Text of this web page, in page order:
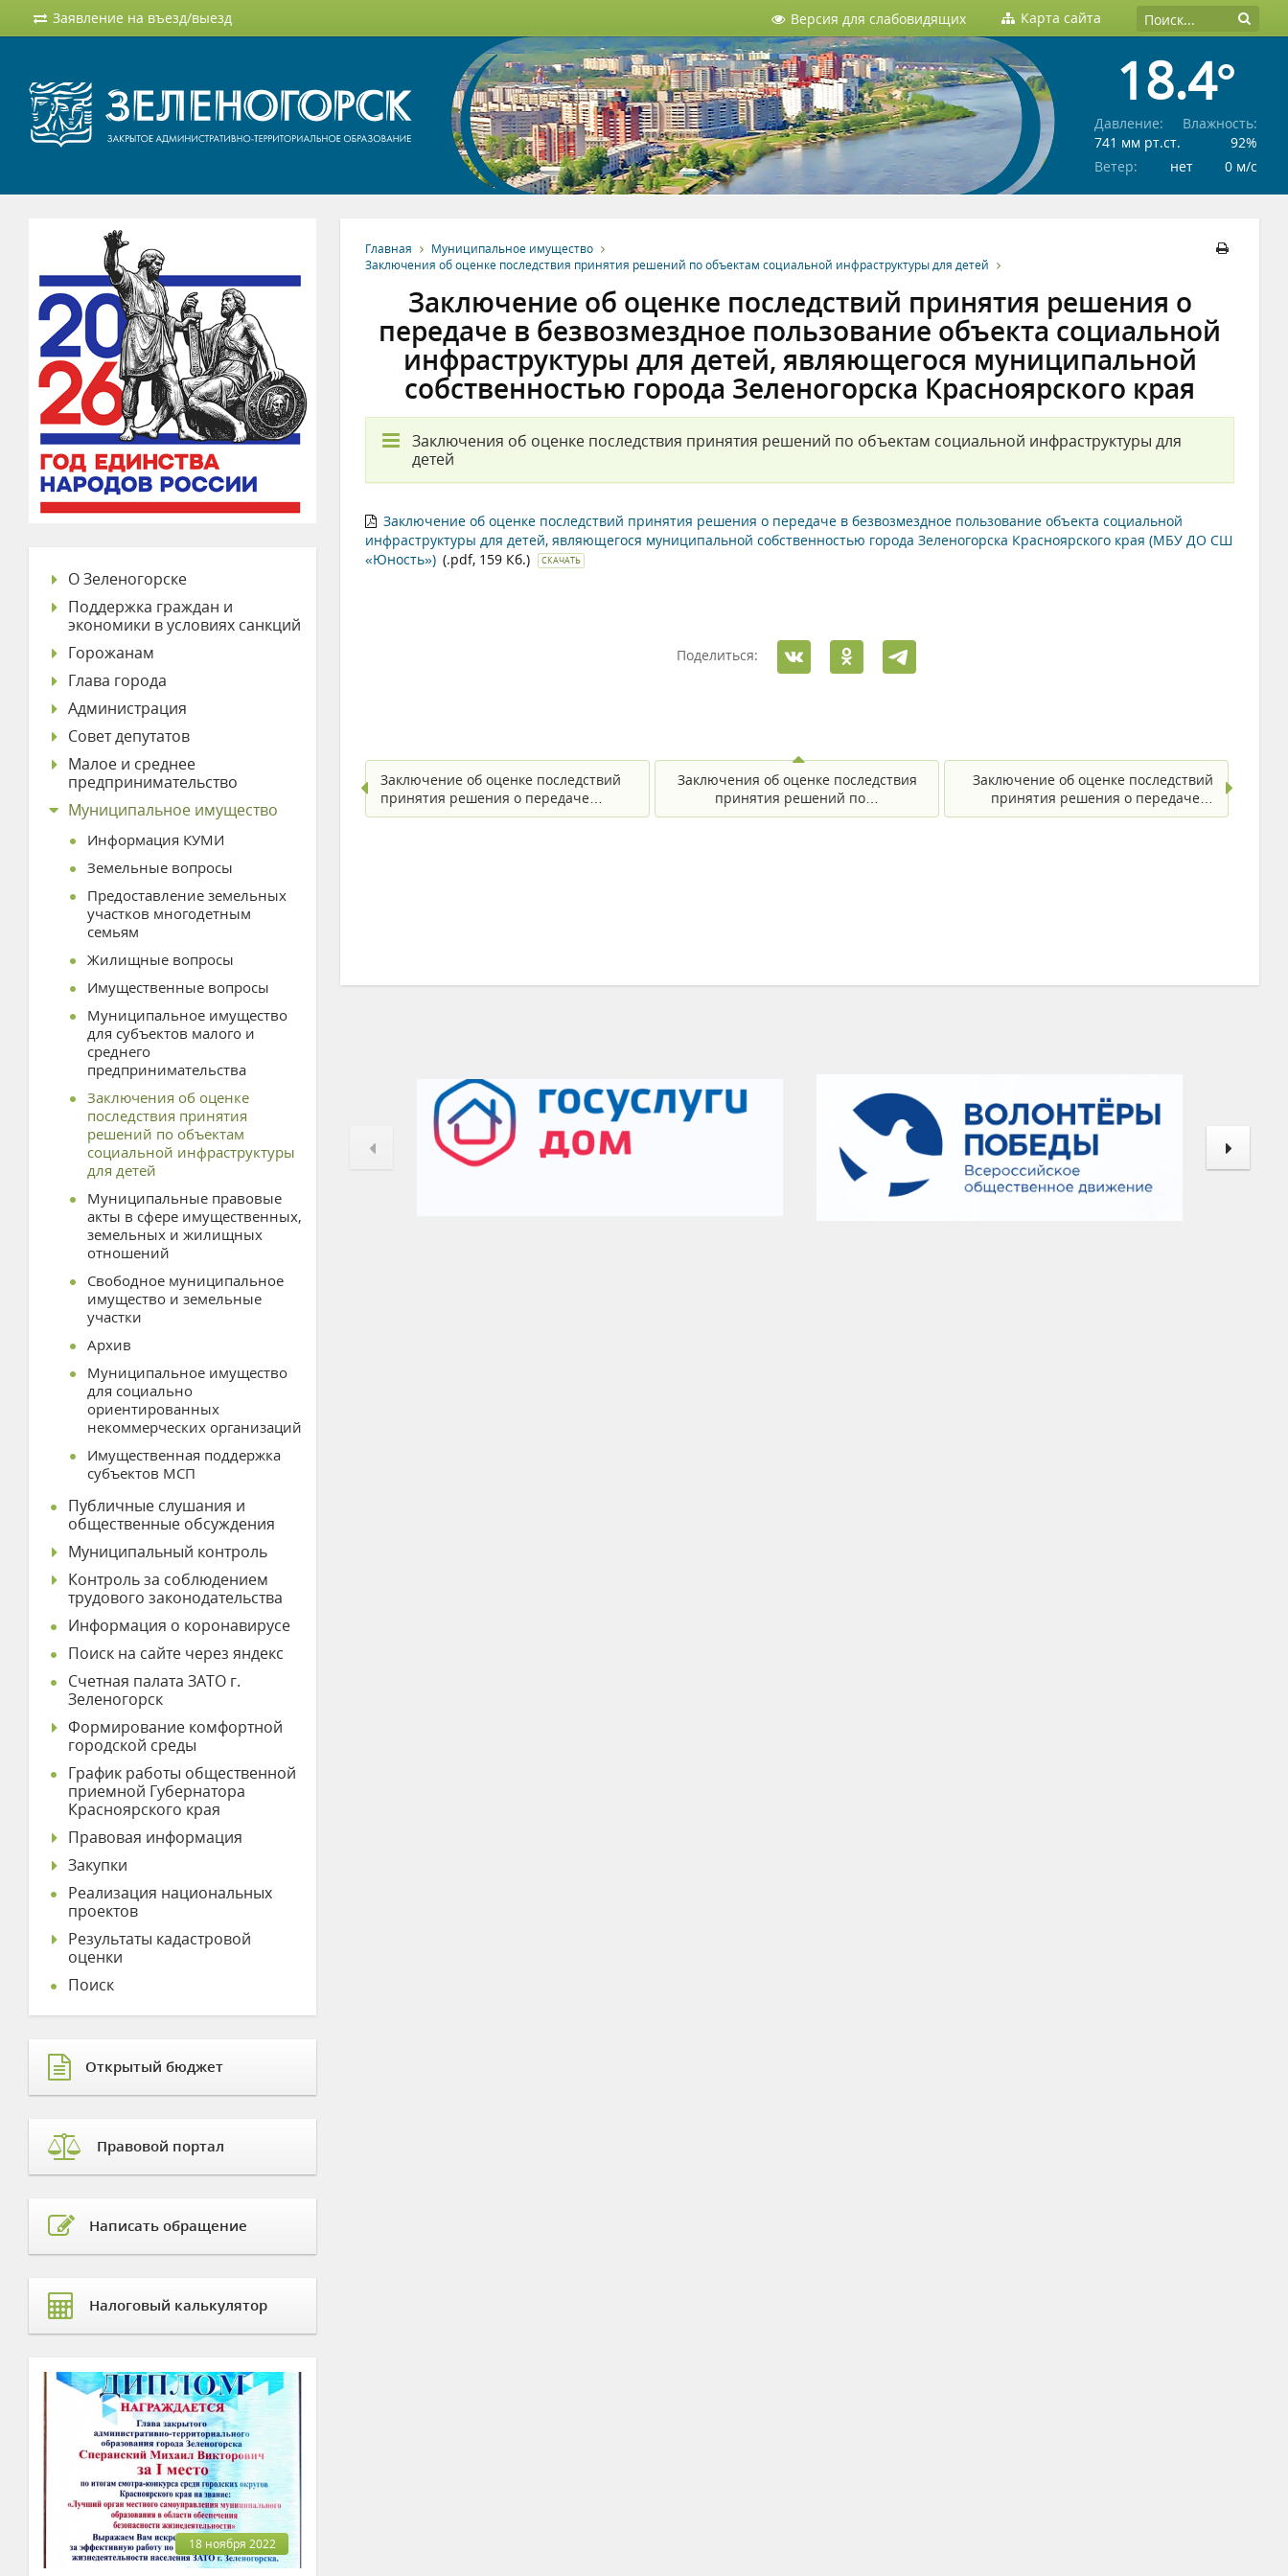
Заявление на въезд/выезд Версия для слабовидящих Карта сайта
18.4°
Давление:
741 мм рт.ст.
Влажность:
92%
Ветер:
нет 0 м/c
Главная
Муниципальное имущество
Заключения об оценке последствия принятия решений по объектам социальной инфраструктуры для детей
Заключение об оценке последствий принятия решения о
передаче в безвозмездное пользование объекта социальной
инфраструктуры для детей, являющегося муниципальной
собственностью города Зеленогорска Красноярского края
Заключения об оценке последствия принятия решений по объектам социальной инфраструктуры для
детей
Заключение об оценке последствий принятия решения о передаче в безвозмездное пользование объекта социальной
инфраструктуры для детей, являющегося муниципальной собственностью города Зеленогорска Красноярского края (МБУ ДО СШ
«Юность») (.pdf, 159 Кб.) СКАЧАТЬ
Поделиться:
Заключение об оценке последствий
принятия решения о передаче…
Заключения об оценке последствия
принятия решений по…
Заключение об оценке последствий
принятия решения о передаче…
О Зеленогорске
Поддержка граждан и
экономики в условиях санкций
Горожанам
Глава города
Администрация
Совет депутатов
Малое и среднее
предпринимательство
Муниципальное имущество
Информация КУМИ
Земельные вопросы
Предоставление земельных
участков многодетным
семьям
Жилищные вопросы
Имущественные вопросы
Муниципальное имущество
для субъектов малого и
среднего
предпринимательства
Заключения об оценке
последствия принятия
решений по объектам
социальной инфраструктуры
для детей
Муниципальные правовые
акты в сфере имущественных,
земельных и жилищных
отношений
Свободное муниципальное
имущество и земельные
участки
Архив
Муниципальное имущество
для социально
ориентированных
некоммерческих организаций
Имущественная поддержка
субъектов МСП
Публичные слушания и
общественные обсуждения
Муниципальный контроль
Контроль за соблюдением
трудового законодательства
Информация о коронавирусе
Поиск на сайте через яндекс
Счетная палата ЗАТО г.
Зеленогорск
Формирование комфортной
городской среды
График работы общественной
приемной Губернатора
Красноярского края
Правовая информация
Закупки
Реализация национальных
проектов
Результаты кадастровой
оценки
Поиск
Открытый бюджет
Правовой портал
Написать обращение
Налоговый калькулятор
18 ноября 2022